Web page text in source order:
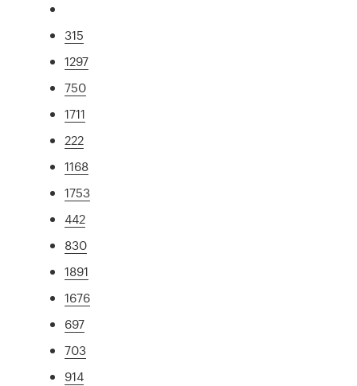
315
1297
750
1711
222
1168
1753
442
830
1891
1676
697
703
914